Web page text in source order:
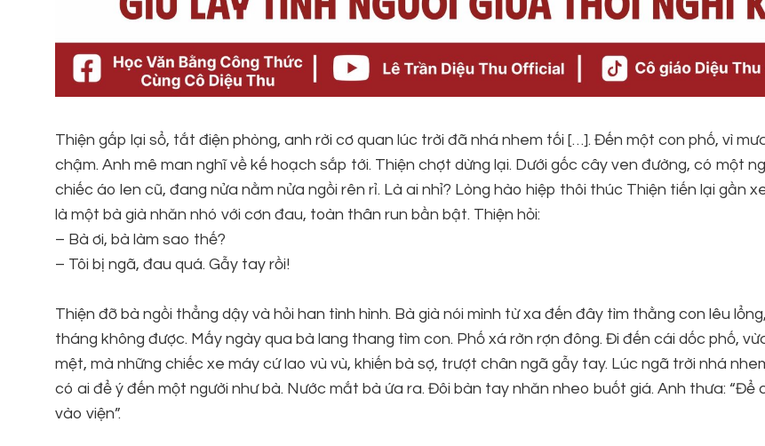
Thiện gấp lại sổ, tắt điện phòng, anh rời cơ quan lúc trời đã nhá nhem tối […]. Đến một con phố, vì
chậm. Anh mê man nghĩ về kế hoạch sắp tới. Thiện chợt dừng lại. Dưới gốc cây ven đường, có một
chiếc áo len cũ, đang nửa nằm nửa ngồi rên rỉ. Là ai nhỉ? Lòng hào hiệp thôi thúc Thiện tiến lại gần
là một bà già nhăn nhó với cơn đau, toàn thân run bần bật. Thiện hỏi:
– Bà ơi, bà làm sao thế?
– Tôi bị ngã, đau quá. Gẫy tay rồi!
Thiện đỡ bà ngồi thẳng dậy và hỏi han tình hình. Bà già nói mình từ xa đến đây tìm thằng con lêu
tháng không được. Mấy ngày qua bà lang thang tìm con. Phố xá rờn rợn đông. Đi đến cái dốc phố,
mệt, mà những chiếc xe máy cứ lao vù vù, khiến bà sợ, trượt chân ngã gẫy tay. Lúc ngã trời nhá
có ai để ý đến một người như bà. Nước mắt bà ứa ra. Đôi bàn tay nhăn nheo buốt giá. Anh thưa: “Để
vào viện”.